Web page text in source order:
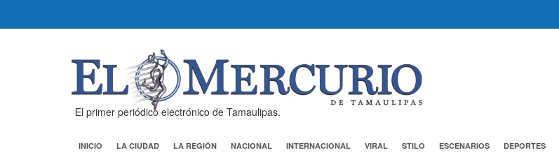
El primer periódico electrónico de Tamaulipas.
INICIO LA CIUDAD LA REGIÓN NACIONAL INTERNACIONAL VIRAL STILO ESCENARIOS DEPORTES